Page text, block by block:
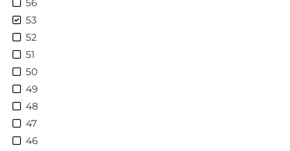
56
53
52
51
50
49
48
47
46